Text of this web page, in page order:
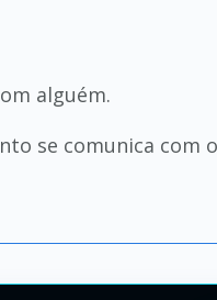
alguém.
se comunica com